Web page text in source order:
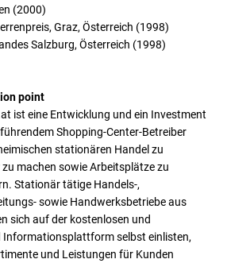
(2000)
Graz, Österreich (1998)
Salzburg, Österreich (1998)
point
ist eine Entwicklung und ein Investment
Shopping-Center-Betreiber
stationären Handel zu
machen sowie Arbeitsplätze zu
Stationär tätige Handels-,
sowie Handwerksbetriebe aus
sich auf der kostenlosen und
Informationsplattform selbst einlisten,
und Leistungen für Kunden